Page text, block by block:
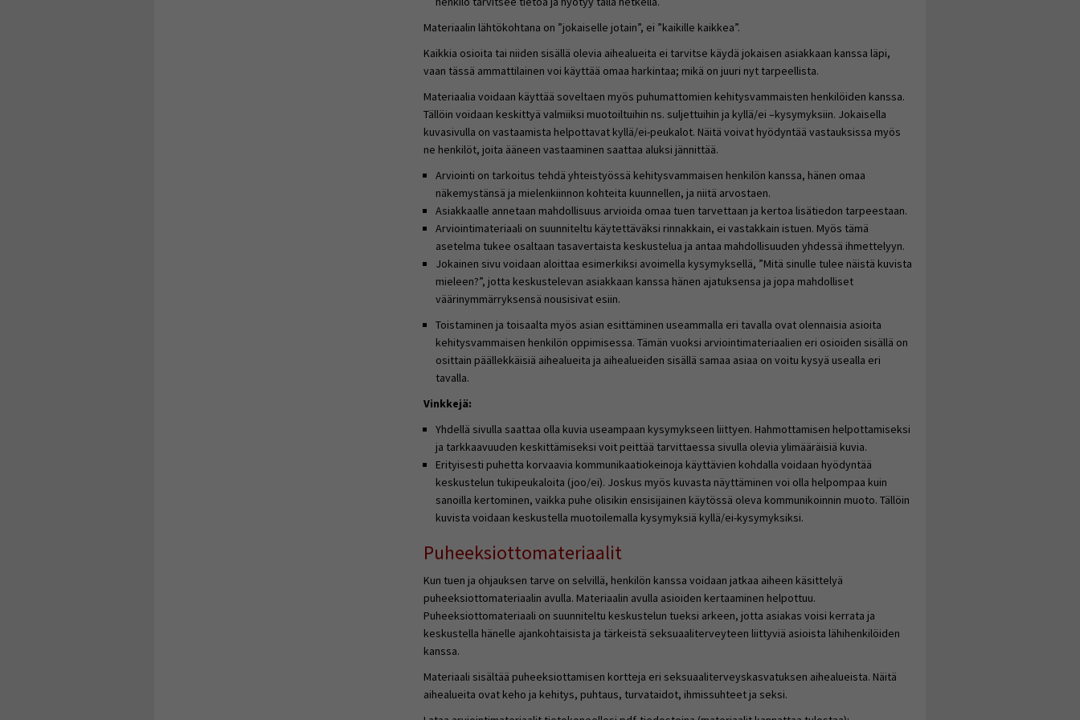
Materiaalin lähtökohtana on ”jokaiselle jotain”, ei ”kaikille kaikkea”.
Kaikkia osioita tai niiden sisällä olevia aihealueita ei tarvitse käydä jokaisen asiakkaan kanssa läpi,
vaan tässä ammattilainen voi käyttää omaa harkintaa; mikä on juuri nyt tarpeellista.
Materiaalia voidaan käyttää soveltaen myös puhumattomien kehitysvammaisten henkilöiden kanssa.
Tällöin voidaan keskittyä valmiiksi muotoiltuihin ns. suljettuihin ja kyllä/ei –kysymyksiin. Jokaisella
kuvasivulla on vastaamista helpottavat kyllä/ei-peukalot. Näitä voivat hyödyntää vastauksissa myös
ne henkilöt, joita ääneen vastaaminen saattaa aluksi jännittää.
Arviointi on tarkoitus tehdä yhteistyössä kehitysvammaisen henkilön kanssa, hänen omaa
näkemystänsä ja mielenkiinnon kohteita kuunnellen, ja niitä arvostaen.
Asiakkaalle annetaan mahdollisuus arvioida omaa tuen tarvettaan ja kertoa lisätiedon tarpeestaan.
Arviointimateriaali on suunniteltu käytettäväksi rinnakkain, ei vastakkain istuen. Myös tämä
asetelma tukee osaltaan tasavertaista keskustelua ja antaa mahdollisuuden yhdessä ihmettelyyn.
Jokainen sivu voidaan aloittaa esimerkiksi avoimella kysymyksellä, ”Mitä sinulle tulee näistä kuvista
mieleen?”, jotta keskustelevan asiakkaan kanssa hänen ajatuksensa ja jopa mahdolliset
väärinymmärryksensä nousisivat esiin.
Toistaminen ja toisaalta myös asian esittäminen useammalla eri tavalla ovat olennaisia asioita
kehitysvammaisen henkilön oppimisessa. Tämän vuoksi arviointimateriaalien eri osioiden sisällä on
osittain päällekkäisiä aihealueita ja aihealueiden sisällä samaa asiaa on voitu kysyä usealla eri
tavalla.
Vinkkejä:
Yhdellä sivulla saattaa olla kuvia useampaan kysymykseen liittyen. Hahmottamisen helpottamiseksi
ja tarkkaavuuden keskittämiseksi voit peittää tarvittaessa sivulla olevia ylimääräisiä kuvia.
Erityisesti puhetta korvaavia kommunikaatiokeinoja käyttävien kohdalla voidaan hyödyntää
keskustelun tukipeukaloita (joo/ei). Joskus myös kuvasta näyttäminen voi olla helpompaa kuin
sanoilla kertominen, vaikka puhe olisikin ensisijainen käytössä oleva kommunikoinnin muoto. Tällöin
kuvista voidaan keskustella muotoilemalla kysymyksiä kyllä/ei-kysymyksiksi.
Puheeksiottomateriaalit
Kun tuen ja ohjauksen tarve on selvillä, henkilön kanssa voidaan jatkaa aiheen käsittelyä
puheeksiottomateriaalin avulla. Materiaalin avulla asioiden kertaaminen helpottuu.
Puheeksiottomateriaali on suunniteltu keskustelun tueksi arkeen, jotta asiakas voisi kerrata ja
keskustella hänelle ajankohtaisista ja tärkeistä seksuaaliterveyteen liittyviä asioista lähihenkilöiden
kanssa.
Materiaali sisältää puheeksiottamisen kortteja eri seksuaaliterveyskasvatuksen aihealueista. Näitä
aihealueita ovat keho ja kehitys, puhtaus, turvataidot, ihmissuhteet ja seksi.